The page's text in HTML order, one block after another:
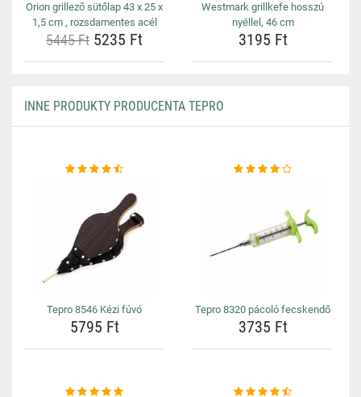
Orion grillező sütőlap 43 x 25 x
1,5 cm , rozsdamentes acél
5445 Ft 5235 Ft
Westmark grillkefe hosszú
nyéllel, 46 cm
3195 Ft
INNE PRODUKTY PRODUCENTA TEPRO
Tepro 8546 Kézi fúvó
5795 Ft
Tepro 8320 pácoló fecskendő
3735 Ft